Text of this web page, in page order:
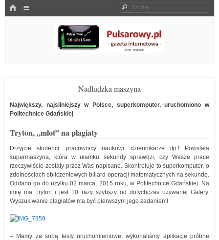
HOME Szukaj
Pulsarowy.pl
Nadludzka maszyna
Największy, najsilniejszy w Polsce, superkomputer, uruchomiono w
Politechnice Gdańskiej
Tryton, „młot” na plagiaty
Drżyjcie studenci, pracownicy naukowi, dziennikarze itp.! Powstała
supermaszyna, która w ułamku sekundy sprawdzi, czy Wasze prace
rzeczywiście zostały przez Was napisane. Skontroluje to superkomputer, o
zdolnościach obliczeniowych biliard operacji matematycznych na sekundę.
Oddano go do użytku 02 marca, 2015 roku, w Politechnice Gdańskiej. Na
imię ma Tryton i jest 10 razy szybszy od dotychczas używanej Galery.
Wyszukiwanie plagiatów ma być pierwszym jego zadaniem!
– Mamy za sobą testy uruchomieniowe, wykonaliśmy aplikacje próbne